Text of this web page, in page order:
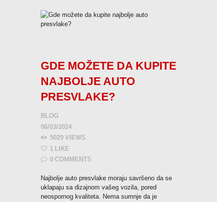
GDE MOŽETE DA KUPITE
NAJBOLJE AUTO
PRESVLAKE?
BLOG
06/03/2024
5029 VIEWS
1
LIKE
0 COMMENTS
Najbolje auto presvlake moraju savršeno da se
uklapaju sa dizajnom vašeg vozila, pored
neospornog kvaliteta. Nema sumnje da je